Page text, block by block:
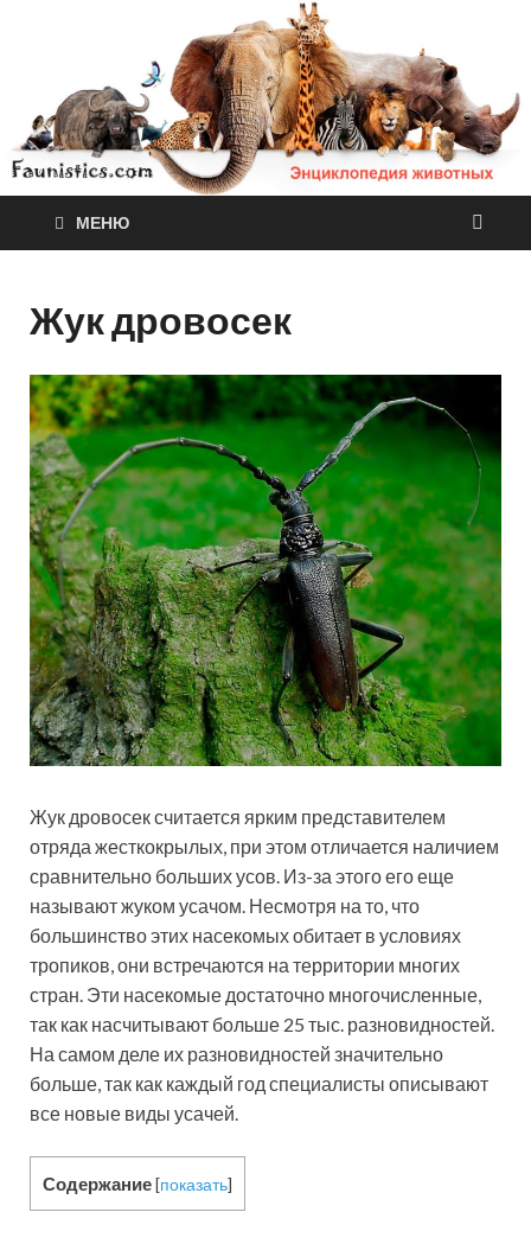
МЕНЮ
Жук дровосек
Жук дровосек считается ярким представителем
отряда жесткокрылых, при этом отличается наличием
сравнительно больших усов. Из-за этого его еще
называют жуком усачом. Несмотря на то, что
большинство этих насекомых обитает в условиях
тропиков, они встречаются на территории многих
стран. Эти насекомые достаточно многочисленные,
так как насчитывают больше 25 тыс. разновидностей.
На самом деле их разновидностей значительно
больше, так как каждый год специалисты описывают
все новые виды усачей.
Содержание[показать]